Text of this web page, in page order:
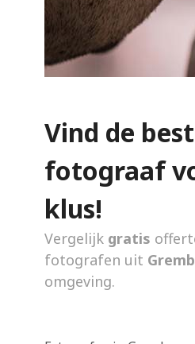
Vind de
fotograaf
klus!
Vergelijk gratis
fotografen uit
omgeving.